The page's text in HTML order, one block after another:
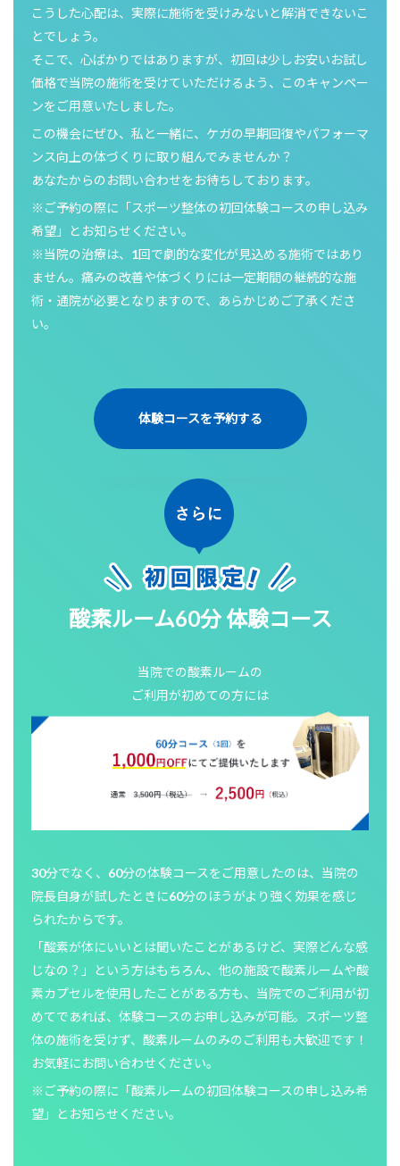
こうした心配は、実際に施術を受けみないと解消できないこ
とでしょう。
そこで、心ばかりではありますが、初回は少しお安いお試し
価格で当院の施術を受けていただけるよう、このキャンペー
ンをご用意いたしました。
この機会にぜひ、私と一緒に、ケガの早期回復やパフォーマ
ンス向上の体づくりに取り組んでみませんか？
あなたからのお問い合わせをお待ちしております。
※ご予約の際に「スポーツ整体の初回体験コースの申し込み
希望」とお知らせください。
※当院の治療は、1回で劇的な変化が見込める施術ではあり
ません。痛みの改善や体づくりには一定期間の継続的な施
術・通院が必要となりますので、あらかじめご了承くださ
い。
体験コースを予約する
酸素ルーム60分 体験コース
当院での酸素ルームの
ご利用が初めての方には
30分でなく、60分の体験コースをご用意したのは、当院の
院長自身が試したときに60分のほうがより強く効果を感じ
られたからです。
「酸素が体にいいとは聞いたことがあるけど、実際どんな感
じなの？」という方はもちろん、他の施設で酸素ルームや酸
素カプセルを使用したことがある方も、当院でのご利用が初
めてであれば、体験コースのお申し込みが可能。スポーツ整
体の施術を受けず、酸素ルームのみのご利用も大歓迎です！
お気軽にお問い合わせください。
※ご予約の際に「酸素ルームの初回体験コースの申し込み希
望」とお知らせください。